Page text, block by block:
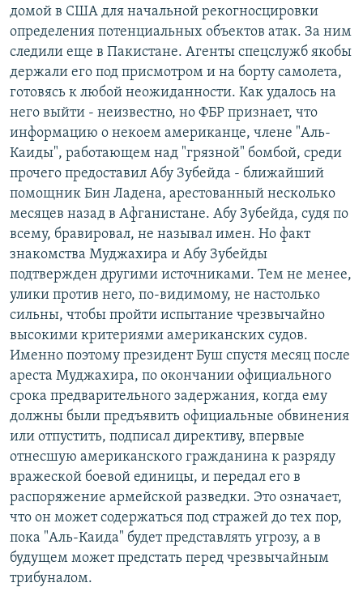
домой в США для начальной рекогносцировки
определения потенциальных объектов атак. За ним
следили еще в Пакистане. Агенты спецслужб якобы
держали его под присмотром и на борту самолета,
готовясь к любой неожиданности. Как удалось на
него выйти - неизвестно, но ФБР признает, что
информацию о некоем американце, члене "Аль-
Каиды", работающем над "грязной" бомбой, среди
прочего предоставил Абу Зубейда - ближайший
помощник Бин Ладена, арестованный несколько
месяцев назад в Афганистане. Абу Зубейда, судя по
всему, бравировал, не называл имен. Но факт
знакомства Муджахира и Абу Зубейды
подтвержден другими источниками. Тем не менее,
улики против него, по-видимому, не настолько
сильны, чтобы пройти испытание чрезвычайно
высокими критериями американских судов.
Именно поэтому президент Буш спустя месяц после
ареста Муджахира, по окончании официального
срока предварительного задержания, когда ему
должны были предъявить официальные обвинения
или отпустить, подписал директиву, впервые
отнесшую американского гражданина к разряду
вражеской боевой единицы, и передал его в
распоряжение армейской разведки. Это означает,
что он может содержаться под стражей до тех пор,
пока "Аль-Каида" будет представлять угрозу, а в
будущем может предстать перед чрезвычайным
трибуналом.